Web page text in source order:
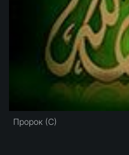
Пророк (С)